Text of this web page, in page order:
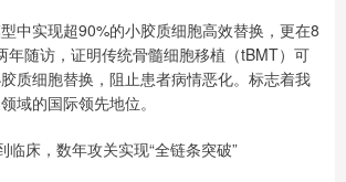
中实现超90%的小胶质细胞高效替换，更在8
年随访，证明传统骨髓细胞移植（tBMT）可
质细胞替换，阻止患者病情恶化。标志着我
域的国际领先地位。
临床，数年攻关实现“全链条突破”